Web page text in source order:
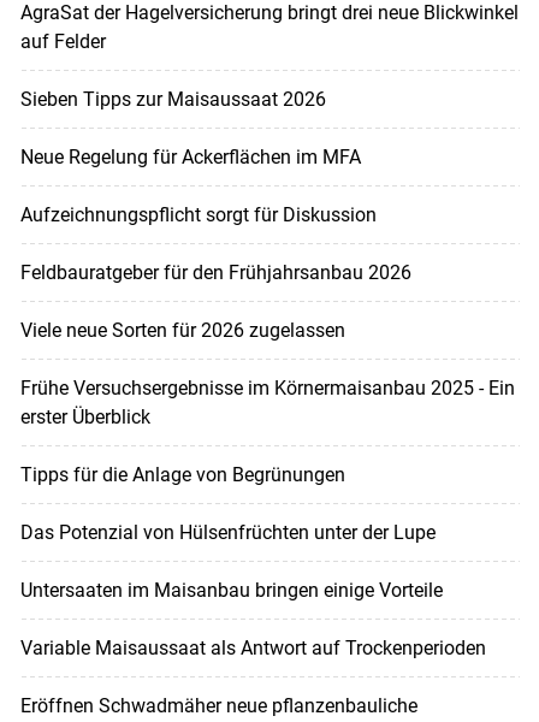
AgraSat der Hagelversicherung bringt drei neue Blickwinkel
auf Felder
Sieben Tipps zur Maisaussaat 2026
Neue Regelung für Ackerflächen im MFA
Aufzeichnungspflicht sorgt für Diskussion
Feldbauratgeber für den Frühjahrsanbau 2026
Viele neue Sorten für 2026 zugelassen
Frühe Versuchsergebnisse im Körnermaisanbau 2025 - Ein
erster Überblick
Tipps für die Anlage von Begrünungen
Das Potenzial von Hülsenfrüchten unter der Lupe
Untersaaten im Maisanbau bringen einige Vorteile
Variable Maisaussaat als Antwort auf Trockenperioden
Eröffnen Schwadmäher neue pflanzenbauliche